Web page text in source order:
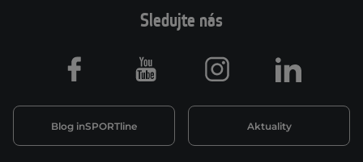
Sledujte nás
Blog inSPORTline Aktuality
Facebook Youtube Instagram LinkedIn